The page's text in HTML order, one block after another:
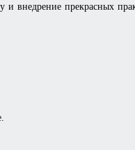
и внедрение прекрасных